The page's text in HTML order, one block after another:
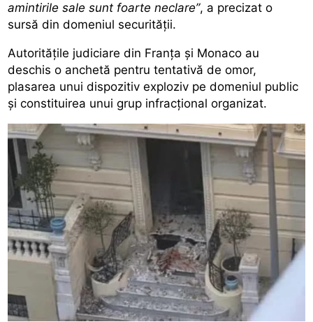
amintirile sale sunt foarte neclare”, a precizat o
sursă din domeniul securității.
Autoritățile judiciare din Franța și Monaco au
deschis o anchetă pentru tentativă de omor,
plasarea unui dispozitiv exploziv pe domeniul public
și constituirea unui grup infracțional organizat.